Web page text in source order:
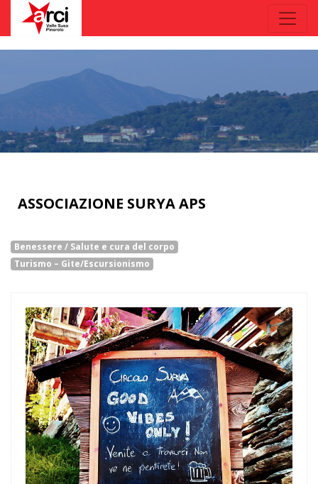
ASSOCIAZIONE SURYA APS
Benessere / Salute e cura del corpo
Turismo – Gite/Escursionismo